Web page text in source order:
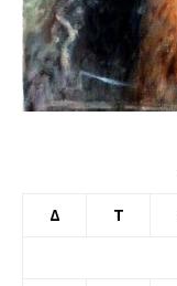
Δ Τ